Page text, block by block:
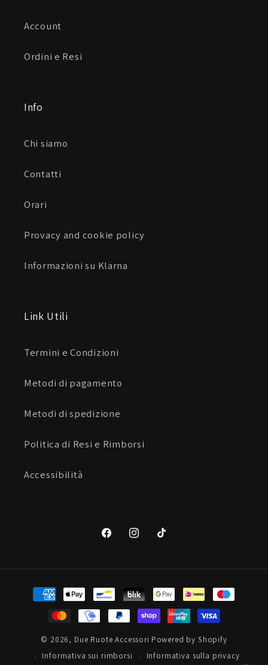
Account
Ordini e Resi
Info
Chi siamo
Contatti
Orari
Provacy and cookie policy
Informazioni su Klarna
Link Utili
Termini e Condizioni
Metodi di pagamento
Metodi di spedizione
Politica di Resi e Rimborsi
Accessibilità
FacebookInstagramTikTok
Metodi
di
pagamento
© 2026, Due Ruote Accessori Powered by Shopify
Informativa sui rimborsi
Informativa sulla privacy